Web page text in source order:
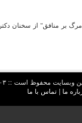
بر منافق" از سخنان دکتر
محفوظ است :: ۱۴۰۳-۱۳۸۴
ما |تماس با ما